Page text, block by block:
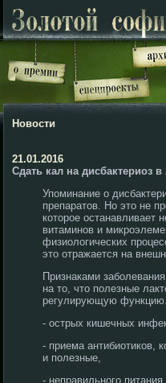
Новости
21.01.2016
Сдать кал на дисбактериоз
Упоминание о
препаратов. Но это не
которое останавливает
витаминов и
физиологических
это отражается на
Признаками
на то, что полезные
регулирующую
- острых кишечных
- приема антибиотиков,
и полезные,
- неправильного